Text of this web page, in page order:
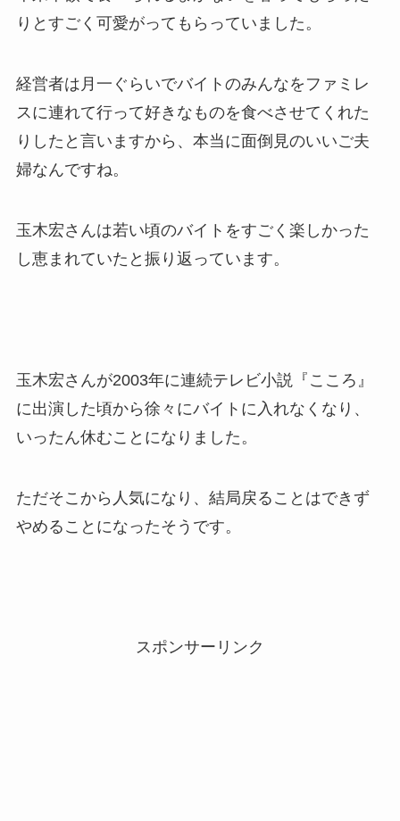
りとすごく可愛がってもらっていました。
経営者は月一ぐらいでバイトのみんなをファミレ
スに連れて行って好きなものを食べさせてくれた
りしたと言いますから、本当に面倒見のいいご夫
婦なんですね。
玉木宏さんは若い頃のバイトをすごく楽しかった
し恵まれていたと振り返っています。
玉木宏さんが2003年に連続テレビ小説『こころ』
に出演した頃から徐々にバイトに入れなくなり、
いったん休むことになりました。
ただそこから人気になり、結局戻ることはできず
やめることになったそうです。
スポンサーリンク